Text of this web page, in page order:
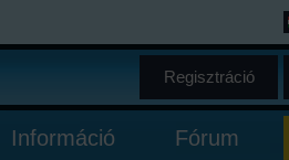
Regisztráció
Információ Fórum